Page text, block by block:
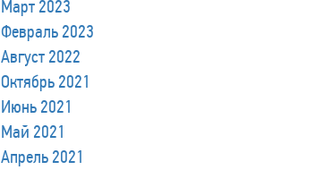
Март 2023
Февраль 2023
Август 2022
Октябрь 2021
Июнь 2021
Май 2021
Апрель 2021